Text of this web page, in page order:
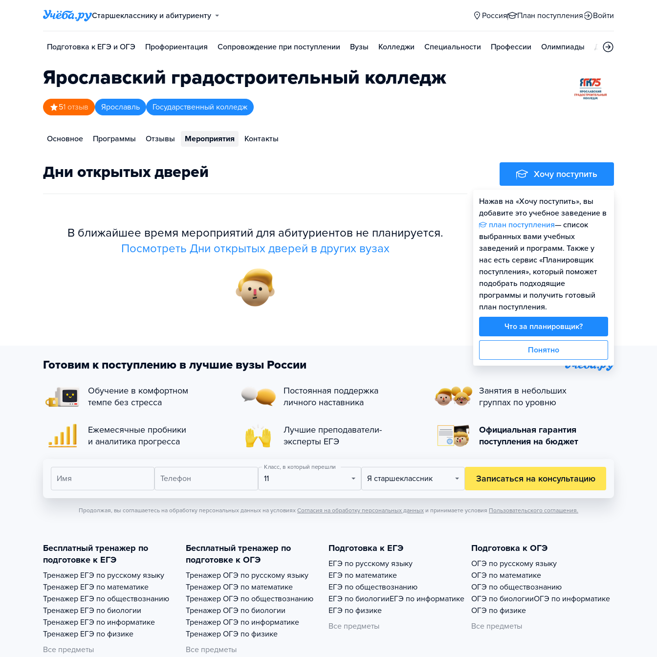
Старшекласснику и абитуриенту Россия План поступления Войти
Подготовка к ЕГЭ и ОГЭ Профориентация Сопровождение при поступлении Вузы Колледжи Специальности Профессии Олимпиады Дни открытых
Ярославский градостроительный колледж
51 отзыв Ярославль Государственный колледж
Основное Программы Отзывы Мероприятия Контакты
Дни открытых дверей
В ближайшее время мероприятий для абитуриентов не планируется.
Посмотреть Дни открытых дверей в других вузах
Хочу поступить
Нажав на «Хочу поступить», вы
добавите это учебное заведение в
план поступления— список
выбранных вами учебных
заведений и программ. Также у
нас есть сервис «Планировщик
поступления», который поможет
подобрать подходящие
программы и получить готовый
план поступления.
Что за планировщик?
Понятно
Готовим к поступлению в лучшие вузы России
Обучение в комфортном
темпе без стресса
Постоянная поддержка
личного наставника
Занятия в небольших
группах по уровню
Ежемесячные пробники
и аналитика прогресса
Лучшие преподаватели-
эксперты ЕГЭ
Официальная гарантия
поступления на бюджет
Имя Телефон
Класс, в который перешли
11 Я старшеклассник Записаться на консультацию
Продолжая, вы соглашаетесь на обработку персональных данных на условиях Согласия на обработку персональных данных и принимаете условия Пользовательского соглашения.
Бесплатный тренажер по
подготовке к ЕГЭ
Тренажер ЕГЭ по русскому языку
Тренажер ЕГЭ по математике
Тренажер ЕГЭ по обществознанию
Тренажер ЕГЭ по биологии
Тренажер ЕГЭ по информатике
Тренажер ЕГЭ по физике
Все предметы
Бесплатный тренажер по
подготовке к ОГЭ
Тренажер ОГЭ по русскому языку
Тренажер ОГЭ по математике
Тренажер ОГЭ по обществознанию
Тренажер ОГЭ по биологии
Тренажер ОГЭ по информатике
Тренажер ОГЭ по физике
Все предметы
Подготовка к ЕГЭ
ЕГЭ по русскому языку
ЕГЭ по математике
ЕГЭ по обществознанию
ЕГЭ по биологииЕГЭ по информатике
ЕГЭ по физике
Все предметы
Подготовка к ОГЭ
ОГЭ по русскому языку
ОГЭ по математике
ОГЭ по обществознанию
ОГЭ по биологииОГЭ по информатике
ОГЭ по физике
Все предметы